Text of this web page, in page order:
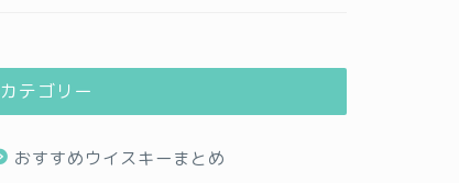
カテゴリー
おすすめウイスキーまとめ